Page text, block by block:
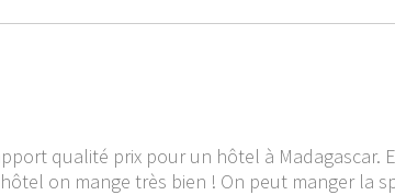
qualité prix pour un hôtel à Madagascar.
on mange très bien ! On peut manger la